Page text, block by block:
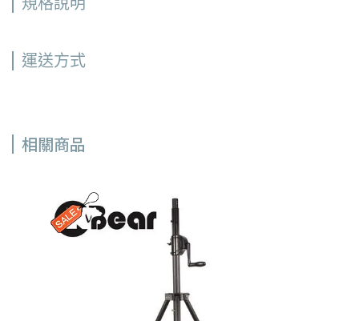
運送方式
相關商品